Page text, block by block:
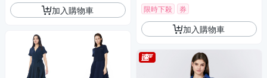
加入購物車 限時下殺 券
加入購物車